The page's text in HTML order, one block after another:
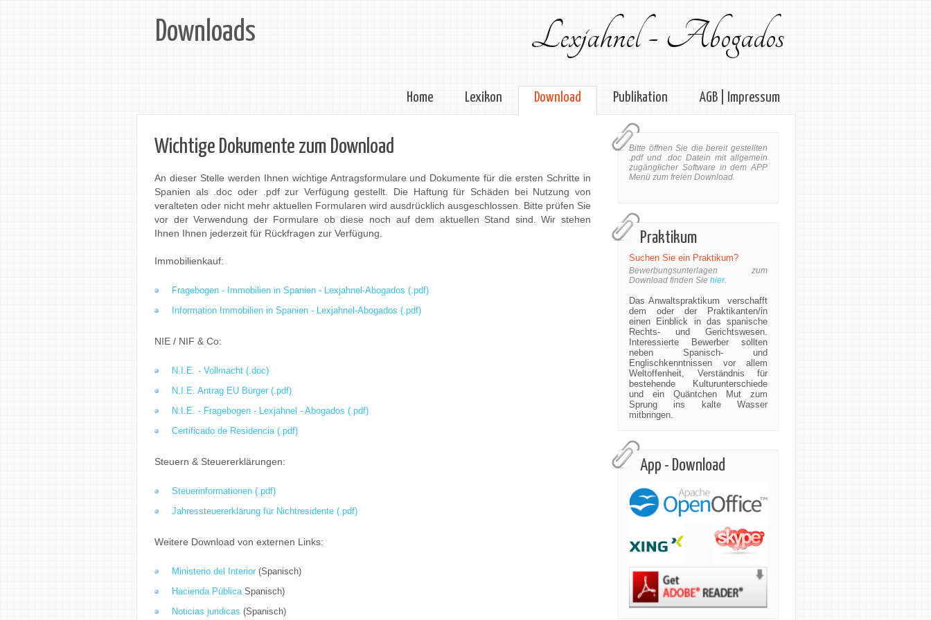
Downloads Lexjahnel - Abogados
Home Lexikon Download Publikation AGB | Impressum
Bitte öffnen Sie die bereit gestellten
.pdf und .doc Datein mit allgemein
zugänglicher Software in dem APP
Menü zum freien Download.
Praktikum
Suchen Sie ein Praktikum?
Bewerbungsunterlagen zum
Download finden Sie hier.
Das Anwaltspraktikum verschafft
dem oder der Praktikanten/in
einen Einblick in das spanische
Rechts- und Gerichtswesen.
Interessierte Bewerber sollten
neben Spanisch- und
Englischkenntnissen vor allem
Weltoffenheit, Verständnis für
bestehende Kulturunterschiede
und ein Quäntchen Mut zum
Sprung ins kalte Wasser
mitbringen.
App - Download
Wichtige Dokumente zum Download
An dieser Stelle werden Ihnen wichtige Antragsformulare und Dokumente für die ersten Schritte in
Spanien als .doc oder .pdf zur Verfügung gestellt. Die Haftung für Schäden bei Nutzung von
veralteten oder nicht mehr aktuellen Formularen wird ausdrücklich ausgeschlossen. Bitte prüfen Sie
vor der Verwendung der Formulare ob diese noch auf dem aktuellen Stand sind. Wir stehen
Ihnen Ihnen jederzeit für Rückfragen zur Verfügung.
Immobilienkauf:
Fragebogen - Immobilien in Spanien - Lexjahnel-Abogados (.pdf)
Information Immobilien in Spanien - Lexjahnel-Abogados (.pdf)
NIE / NIF & Co:
N.I.E. - Vollmacht (.doc)
N.I.E. Antrag EU Bürger (.pdf)
N.I.E. - Fragebogen - Lexjahnel - Abogados (.pdf)
Certificado de Residencia (.pdf)
Steuern & Steuererklärungen:
Steuerinformationen (.pdf)
Jahressteuererklärung für Nichtresidente (.pdf)
Weitere Download von externen Links:
Ministerio del Interior (Spanisch)
Hacienda PúblicaSpanisch)
Noticias juridicas (Spanisch)